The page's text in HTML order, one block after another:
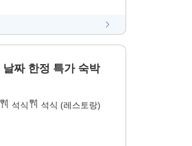
석식
석식 (레스토랑)